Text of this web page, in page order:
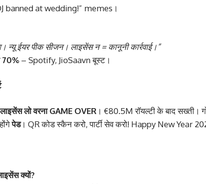
banned at wedding!” memes।
न्यू ईयर पीक सीजन। लाइसेंस न = कानूनी कार्रवाई।”
70% – Spotify, JioSaavn बूस्ट।
लाइसेंस लो वरना GAME OVER । €80.5M रॉयल्टी के बाद सख्ती।
पेड। QR कोड स्कैन करो, पार्टी सेव करो! Happy New Year
क्यों?